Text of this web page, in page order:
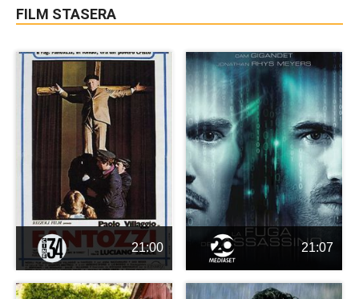
FILM STASERA
21:00 21:07